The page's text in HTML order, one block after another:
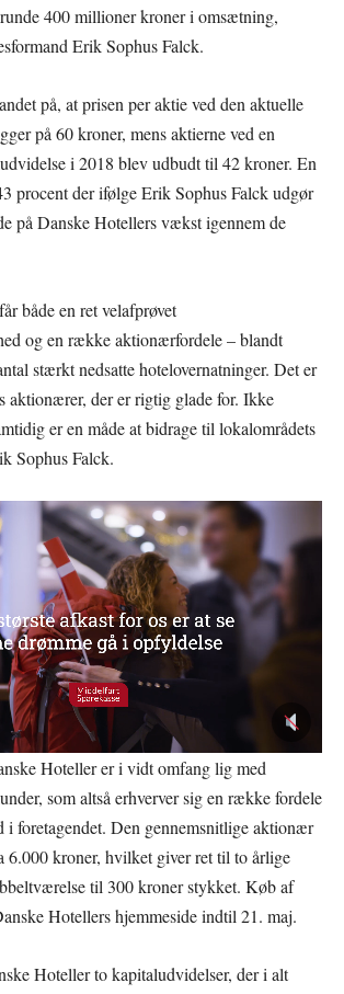
400 millioner kroner i omsætning,
Erik Sophus Falck.
på, at prisen per aktie ved den aktuelle
på 60 kroner, mens aktierne ved en
i 2018 blev udbudt til 42 kroner. En
procent der ifølge Erik Sophus Falck udgør
på Danske Hotellers vækst igennem de
både en ret velafprøvet
og en række aktionærfordele – blandt
stærkt nedsatte hotelovernatninger. Det er
aktionærer, der er rigtig glade for. Ikke
er en måde at bidrage til lokalområdets
Sophus Falck.
Hoteller er i vidt omfang lig med
som altså erhverver sig en række fordele
i foretagendet. Den gennemsnitlige aktionær
6.000 kroner, hvilket giver ret til to årlige
til 300 kroner stykket. Køb af
Hotellers hjemmeside indtil 21. maj.
Hoteller to kapitaludvidelser, der i alt